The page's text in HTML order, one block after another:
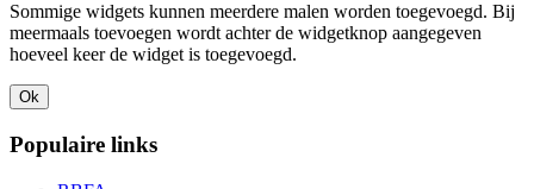
Sommige widgets kunnen meerdere malen worden toegevoegd. Bij
meermaals toevoegen wordt achter de widgetknop aangegeven
hoeveel keer de widget is toegevoegd.
Ok
Populaire links